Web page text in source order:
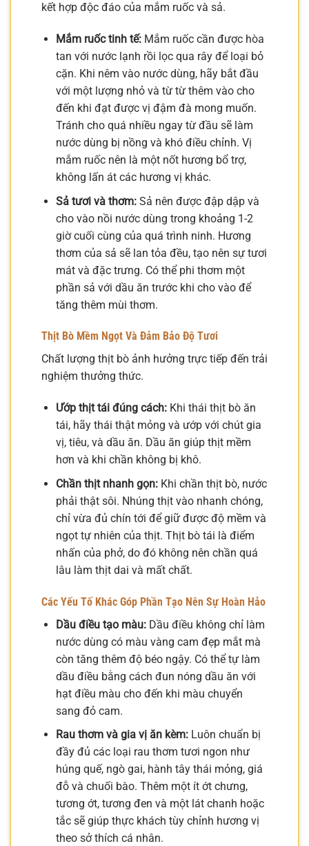
kết hợp độc đáo của mắm ruốc và sả.
Mắm ruốc tinh tế:Mắm ruốc cần được hòa
tan với nước lạnh rồi lọc qua rây để loại bỏ
cặn. Khi nêm vào nước dùng, hãy bắt đầu
với một lượng nhỏ và từ từ thêm vào cho
đến khi đạt được vị đậm đà mong muốn.
Tránh cho quá nhiều ngay từ đầu sẽ làm
nước dùng bị nồng và khó điều chỉnh. Vị
mắm ruốc nên là một nốt hương bổ trợ,
không lấn át các hương vị khác.
Sả tươi và thơm:Sả nên được đập dập và
cho vào nồi nước dùng trong khoảng 1-2
giờ cuối cùng của quá trình ninh. Hương
thơm của sả sẽ lan tỏa đều, tạo nên sự tươi
mát và đặc trưng. Có thể phi thơm một
phần sả với dầu ăn trước khi cho vào để
tăng thêm mùi thơm.
Thịt Bò Mềm Ngọt Và Đảm Bảo Độ Tươi
Chất lượng thịt bò ảnh hưởng trực tiếp đến trải
nghiệm thưởng thức.
Ướp thịt tái đúng cách:Khi thái thịt bò ăn
tái, hãy thái thật mỏng và ướp với chút gia
vị, tiêu, và dầu ăn. Dầu ăn giúp thịt mềm
hơn và khi chần không bị khô.
Chần thịt nhanh gọn:Khi chần thịt bò, nước
phải thật sôi. Nhúng thịt vào nhanh chóng,
chỉ vừa đủ chín tới để giữ được độ mềm và
ngọt tự nhiên của thịt. Thịt bò tái là điểm
nhấn của phở, do đó không nên chần quá
lâu làm thịt dai và mất chất.
Các Yếu Tố Khác Góp Phần Tạo Nên Sự Hoàn Hảo
Dầu điều tạo màu:Dầu điều không chỉ làm
nước dùng có màu vàng cam đẹp mắt mà
còn tăng thêm độ béo ngậy. Có thể tự làm
dầu điều bằng cách đun nóng dầu ăn với
hạt điều màu cho đến khi màu chuyển
sang đỏ cam.
Rau thơm và gia vị ăn kèm:Luôn chuẩn bị
đầy đủ các loại rau thơm tươi ngon như
húng quế, ngò gai, hành tây thái mỏng, giá
đỗ và chuối bào. Thêm một ít ớt chưng,
tương ớt, tương đen và một lát chanh hoặc
tắc sẽ giúp thực khách tùy chỉnh hương vị
theo sở thích cá nhân.